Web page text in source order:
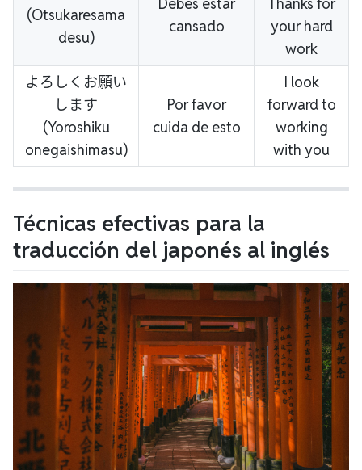
(Otsukaresama
desu)
Debes estar
cansado
Thanks for
your hard
work
よろしくお願い
します
(Yoroshiku
onegaishimasu)
Por favor
cuida de esto
I look
forward to
working
with you
Técnicas efectivas para la
traducción del japonés al inglés